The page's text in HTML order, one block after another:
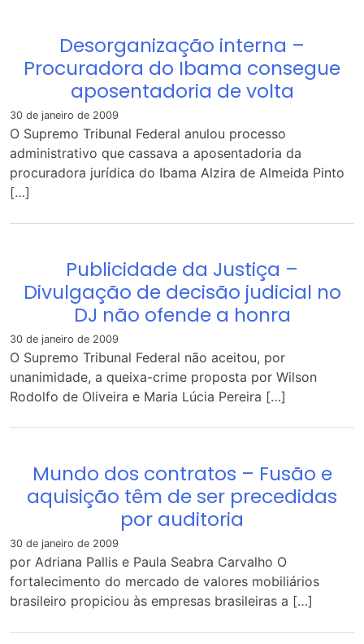
Desorganização interna –
Procuradora do Ibama consegue
aposentadoria de volta
30 de janeiro de 2009
O Supremo Tribunal Federal anulou processo
administrativo que cassava a aposentadoria da
procuradora jurídica do Ibama Alzira de Almeida Pinto
[…]
Publicidade da Justiça –
Divulgação de decisão judicial no
DJ não ofende a honra
30 de janeiro de 2009
O Supremo Tribunal Federal não aceitou, por
unanimidade, a queixa-crime proposta por Wilson
Rodolfo de Oliveira e Maria Lúcia Pereira […]
Mundo dos contratos – Fusão e
aquisição têm de ser precedidas
por auditoria
30 de janeiro de 2009
por Adriana Pallis e Paula Seabra Carvalho O
fortalecimento do mercado de valores mobiliários
brasileiro propiciou às empresas brasileiras a […]